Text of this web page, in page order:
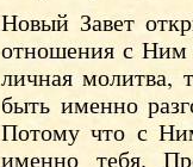
Новый Завет
отношения с Ним
личная молитва,
быть именно
Потому что с
именно тебя.